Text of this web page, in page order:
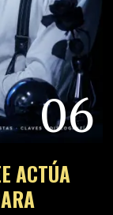
06
ACTÚA